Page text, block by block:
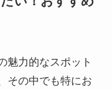
魅力的なスポット
その中でも特にお